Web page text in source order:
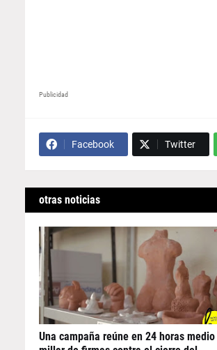
Publicidad
Facebook Twitter
otras noticias
Una campaña reúne en 24 horas medio